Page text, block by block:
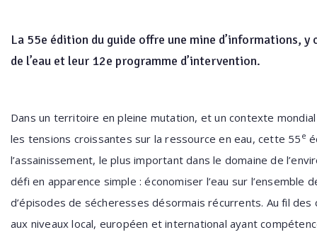
La 55e édition du guide offre une mine d’informations,
de l’eau et leur 12e programme d’intervention.
Dans un territoire en pleine mutation, et un contexte
les tensions croissantes sur la ressource en eau, cette 55 e
l’assainissement, le plus important dans le domaine de
défi en apparence simple : économiser l’eau sur
d’épisodes de sécheresses désormais récurrents. Au fil
aux niveaux local, européen et international ayant